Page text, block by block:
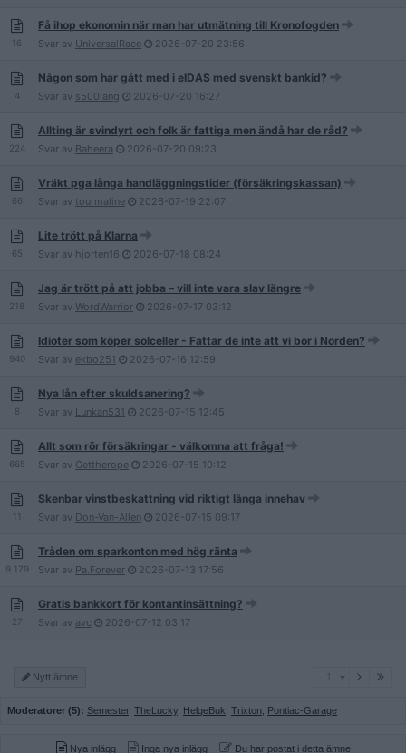
16
Få ihop ekonomin när man har utmätning till Kronofogden
Svar av UniversalRace 2026-07-20 23:56
4
Någon som har gått med i eIDAS med svenskt bankid?
Svar av s500lang 2026-07-20 16:27
224
Allting är svindyrt och folk är fattiga men ändå har de råd?
Svar av Baheera 2026-07-20 09:23
66
Vräkt pga långa handläggningstider (försäkringskassan)
Svar av tourmaline 2026-07-19 22:07
65
Lite trött på Klarna
Svar av hjorten16 2026-07-18 08:24
218
Jag är trött på att jobba – vill inte vara slav längre
Svar av WordWarrior 2026-07-17 03:12
940
Idioter som köper solceller - Fattar de inte att vi bor i Norden?
Svar av ekbo251 2026-07-16 12:59
8
Nya lån efter skuldsanering?
Svar av Lunkan531 2026-07-15 12:45
665
Allt som rör försäkringar - välkomna att fråga!
Svar av Gettherope 2026-07-15 10:12
11
Skenbar vinstbeskattning vid riktigt långa innehav
Svar av Don-Van-Allen 2026-07-15 09:17
9 179
Tråden om sparkonton med hög ränta
Svar av Pa.Forever 2026-07-13 17:56
27
Gratis bankkort för kontantinsättning?
Svar av avc 2026-07-12 03:17
Nytt ämne
Moderatorer (5): Semester, TheLucky HelgeBuk Trixton Pontiac-Garage
Nya inlägg Inga nya inlägg Du har postat i detta ämne